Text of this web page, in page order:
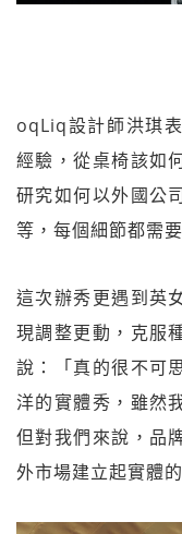
oqLiq設計師洪琪
經驗，從桌椅該如
研究如何以外國公
等，每個細節都需
這次辦秀更遇到英
現調整更動，克服
說：「真的很不可
洋的實體秀，雖然
但對我們來說，品
外市場建立起實體